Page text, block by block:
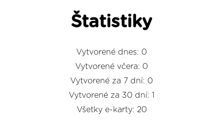
Štatistiky
Vytvorené dnes: 0
Vytvorené včera: 0
Vytvorené za 7 dní: 0
Vytvorené za 30 dní: 1
Všetky e-karty: 20